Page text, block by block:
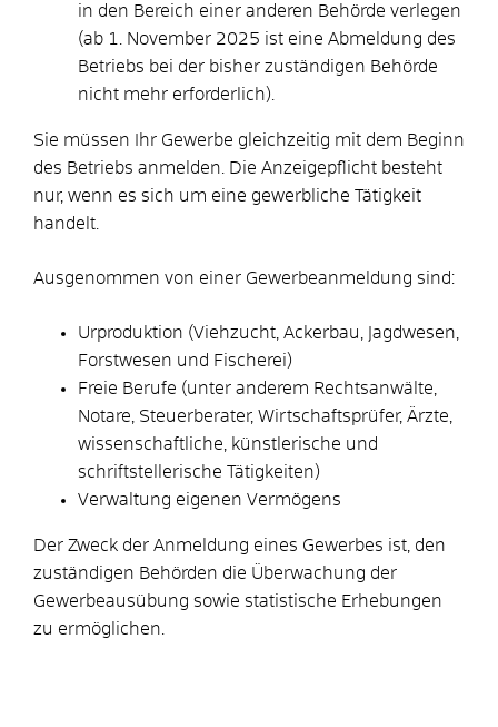
in den Bereich einer anderen Behörde verlegen
(ab 1. November 2025 ist eine Abmeldung des
Betriebs bei der bisher zuständigen Behörde
nicht mehr erforderlich).
Sie müssen Ihr Gewerbe gleichzeitig mit dem Beginn
des Betriebs anmelden.
Die Anzeigepflicht besteht
nur, wenn es sich um eine gewerbliche Tätigkeit
handelt.
Ausgenommen von einer Gewerbeanmeldung sind:
Urproduktion (Viehzucht, Ackerbau, Jagdwesen,
Forstwesen und Fischerei)
Freie Berufe (unter anderem Rechtsanwälte,
Notare, Steuerberater, Wirtschaftsprüfer, Ärzte,
wissenschaftliche, künstlerische und
schriftstellerische Tätigkeiten)
Verwaltung eigenen Vermögens
Der Zweck der Anmeldung eines Gewerbes ist, den
zuständigen Behörden die Überwachung der
Gewerbeausübung sowie statistische Erhebungen
zu ermöglichen.